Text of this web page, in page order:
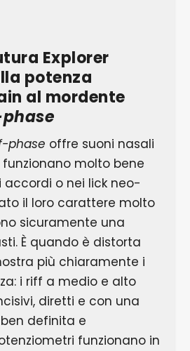
Explorer
potenza
al mordente
phase offre suoni nasali
molto bene
o nei lick neo-
il loro carattere molto
sicuramente una
È quando è distorta
più chiaramente i
i riff a medio e alto
diretti e con una
definita e
funzionano in